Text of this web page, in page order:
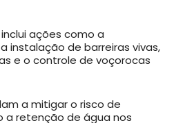
ações como a
instalação de barreiras vivas,
e o controle de voçorocas
a mitigar o risco de
retenção de água nos